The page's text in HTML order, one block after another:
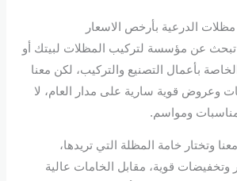
الدرعية بأرخص الاسعار
تبحث عن مؤسسة لتركيب المظلات لبيتك أو
بأعمال التصنيع والتركيب، لكن معنا
قوية سارية على مدار العام، لا
ومواسم.
وتختار خامة المظلة التي تريدها،
قوية، مقابل الخامات عالية